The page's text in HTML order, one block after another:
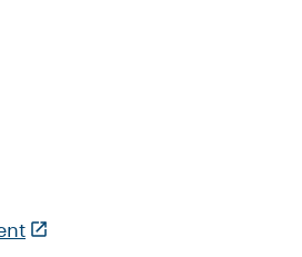
(Deze link gaat naar een